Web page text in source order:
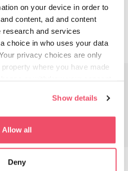
on your device in order to
content, ad and content
research and services
choice in who uses your data
privacy choices are only
where you have made
like to:
to within several meters
by actively scanning it for
Show details
Allow all
Deny
mojstrovina
iz Transilvanije in
te tehnike na